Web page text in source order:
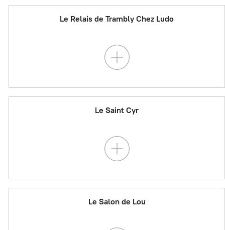
Le Relais de Trambly Chez Ludo
Le Saint Cyr
Le Salon de Lou